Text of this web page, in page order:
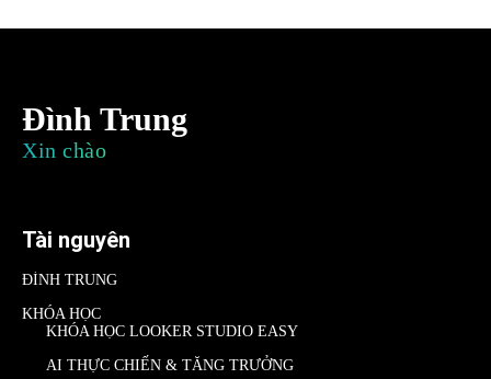
Đình Trung
Xin chào
Tài nguyên
ĐÌNH TRUNG
KHÓA HỌC
KHÓA HỌC LOOKER STUDIO EASY
AI THỰC CHIẾN & TĂNG TRƯỞNG